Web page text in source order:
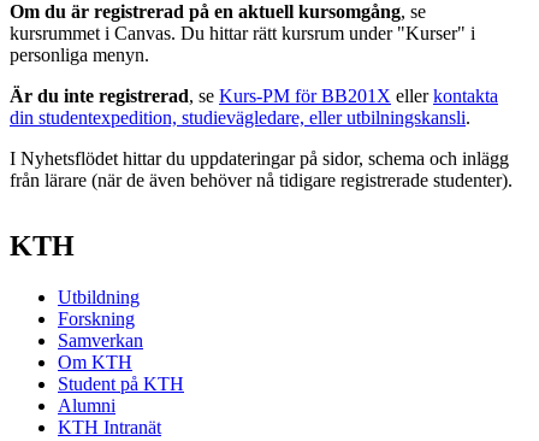
Om du är registrerad på en aktuell kursomgång, se
kursrummet i Canvas. Du hittar rätt kursrum under "Kurser" i
personliga menyn.
Är du inte registrerad, se Kurs-PM för BB201X ellerkontakta
din studentexpedition, studievägledare, eller utbilningskansli.
I Nyhetsflödet hittar du uppdateringar på sidor, schema och inlägg
från lärare (när de även behöver nå tidigare registrerade studenter).
KTH
Utbildning
Forskning
Samverkan
Om KTH
Student på KTH
Alumni
KTH Intranät